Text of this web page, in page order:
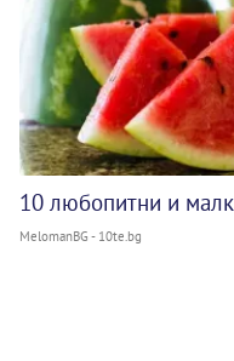
10 любопитни и
MelomanBG - 10te.bg